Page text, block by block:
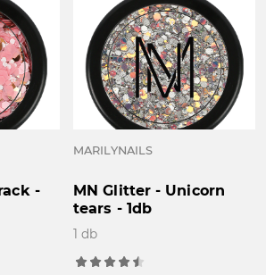
-
MARILYNAILS
MN Glitter - Unicorn
tears - 1db
1 db